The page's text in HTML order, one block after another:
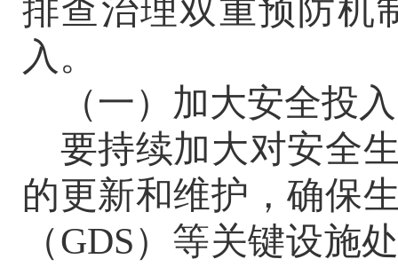
排查治理双重预防机
入。
（一）加大安全投
要持续加大对安全
的更新和维护，确保
（GDS）等关键设施